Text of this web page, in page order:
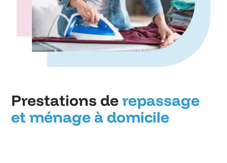
Prestations de repassage
et ménage à domicile